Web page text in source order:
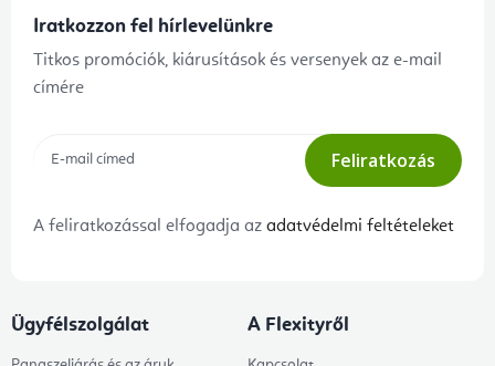
Iratkozzon fel hírlevelünkre
Titkos promóciók, kiárusítások és versenyek az e-mail
címére
Feliratkozás
A feliratkozással elfogadja az adatvédelmi feltételeket
Ügyfélszolgálat A Flexityről